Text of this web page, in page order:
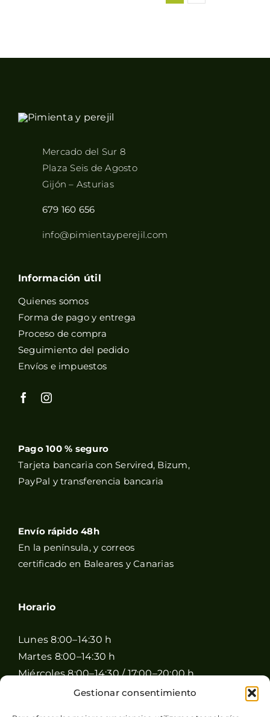
Gestionar consentimiento
Mercado del Sur 8
Plaza Seis de Agosto
Gijón – Asturias
679 160 656
info@pimientayperejil.com
Información útil
Quienes somos
Forma de pago y entrega
Proceso de compra
Seguimiento del pedido
Envíos e impuestos
Pago 100 % seguro
Tarjeta bancaria con Servired, Bizum,
PayPal y transferencia bancaria
Envío rápido 48h
En la península, y correos
certificado en Baleares y Canarias
Horario
Lunes 8:00–14:30 h
Martes 8:00–14:30 h
Miércoles 8:00–14:30 / 17:00–20:00 h
Jueves 8:00–14:30 / 17:00–20:00 h